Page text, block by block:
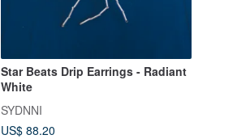
Star Beats Drip Earrings - Radiant
White
SYDNNI
US$ 88.20